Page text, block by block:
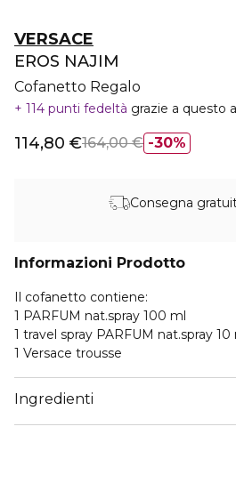
VERSACE
EROS NAJIM
Cofanetto Regalo
114 punti fedeltà grazie a questo
30%
114,80 €164,00 €
Consegna
Informazioni Prodotto
Il cofanetto contiene:
1 PARFUM nat.spray 100 ml
1 travel spray PARFUM nat.spray 10
1 Versace trousse
Ingredienti